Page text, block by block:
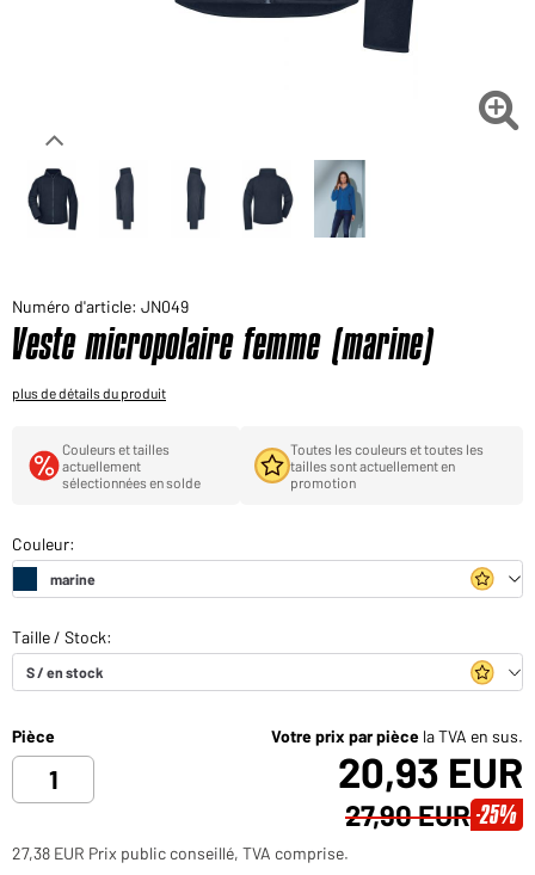
Voudriez-vous acheter des produits pour votre besoin

Numéro d'article: JN049
Veste micropolaire femme (marine)
plus de détails du produit
Couleurs et tailles
actuellement
sélectionnées en solde
Toutes les couleurs et toutes les
tailles sont actuellement en
promotion
Pièce Votre prix par pièce la TVA en sus.
20,93 EUR
27,90 EUR -25%
27,38 EUR Prix public conseillé, TVA comprise.